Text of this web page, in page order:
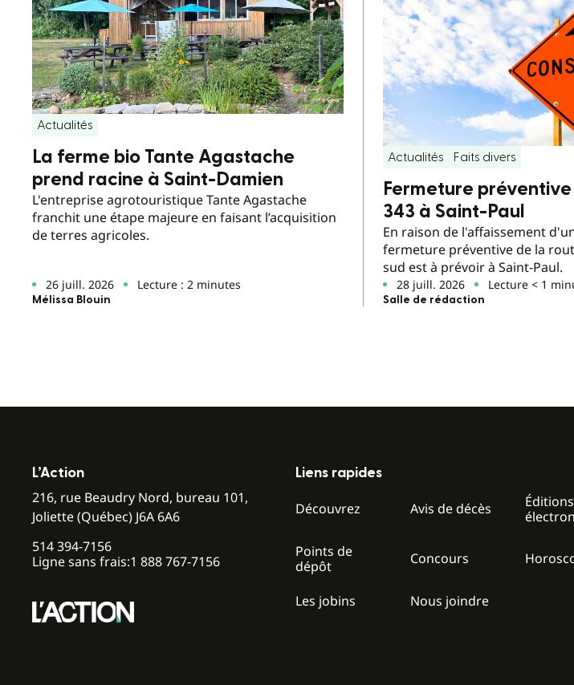
Actualités
La ferme bio Tante Agastache
prend racine à Saint-Damien
L'entreprise agrotouristique Tante Agastache
franchit une étape majeure en faisant l’acquisition
de terres agricoles.
26 juill. 2026 Lecture : 2 minutes
Mélissa Blouin
Actualités Faits divers
Fermeture
343 à Saint-Paul
En raison de l'affaissement
fermeture préventive de la
sud est à prévoir à Saint-Paul.
28 juill. 2026 Lecture < 1
Salle de rédaction
L’Action
216, rue Beaudry Nord, bureau 101,
Joliette (Québec) J6A 6A6
514 394-7156
Ligne sans frais:1 888 767-7156
Liens rapides
Découvrez Avis de décès
Éditions
Points de
dépôt
Concours
Les jobins Nous joindre